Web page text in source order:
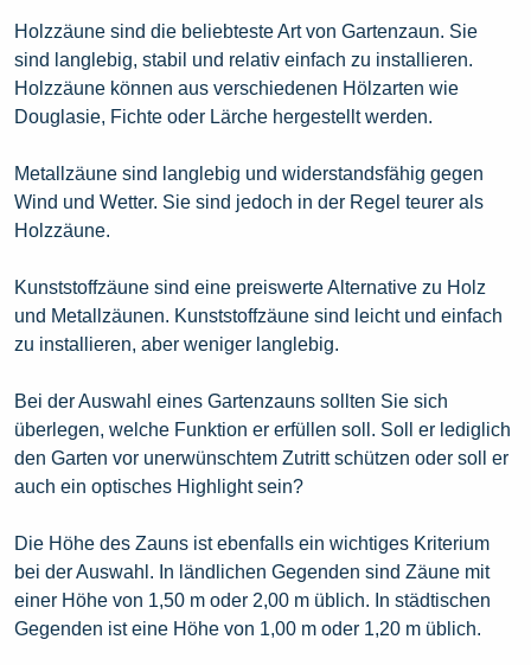
Holzzäune sind die beliebteste Art von Gartenzaun. Sie
sind langlebig, stabil und relativ einfach zu installieren.
Holzzäune können aus verschiedenen Hölzarten wie
Douglasie, Fichte oder Lärche hergestellt werden.
Metallzäune sind langlebig und widerstandsfähig gegen
Wind und Wetter. Sie sind jedoch in der Regel teurer als
Holzzäune.
Kunststoffzäune sind eine preiswerte Alternative zu Holz
und Metallzäunen. Kunststoffzäune sind leicht und einfach
zu installieren, aber weniger langlebig.
Bei der Auswahl eines Gartenzauns sollten Sie sich
überlegen, welche Funktion er erfüllen soll. Soll er lediglich
den Garten vor unerwünschtem Zutritt schützen oder soll er
auch ein optisches Highlight sein?
Die Höhe des Zauns ist ebenfalls ein wichtiges Kriterium
bei der Auswahl. In ländlichen Gegenden sind Zäune mit
einer Höhe von 1,50 m oder 2,00 m üblich. In städtischen
Gegenden ist eine Höhe von 1,00 m oder 1,20 m üblich.